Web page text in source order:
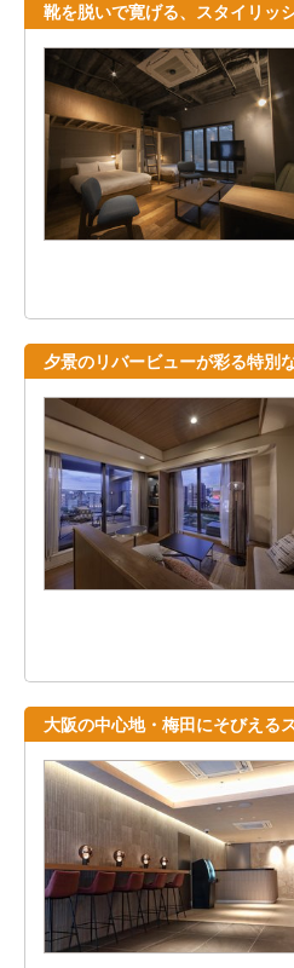
靴を脱いで寛げる、スタイリッ
夕景のリバービューが彩る特別
大阪の中心地・梅田にそびえる